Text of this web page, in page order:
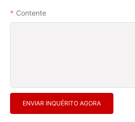
Contente
ENVIAR INQUÉRITO AGORA